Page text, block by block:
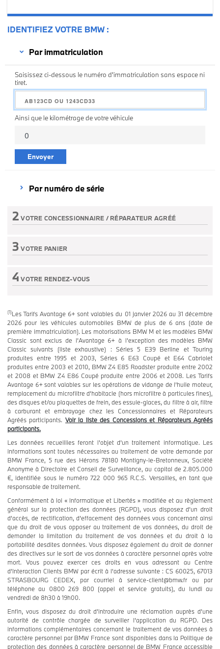
IDENTIFIEZ VOTRE BMW
Par immatriculation
Saisissez ci-dessous le numéro d'immatriculation sans espace ni
tiret.
Ainsi que le kilométrage de votre véhicule
Envoyer
Par numéro de série
2 VOTRE CONCESSIONNAIRE / RÉPARATEUR AGRÉÉ
3 VOTRE PANIER
4 VOTRE RENDEZ-VOUS
(1)Les Tarifs Avantage 6+ sont valables du 01 janvier 2026 au 31 décembre
2026 pour les véhicules automobiles BMW de plus de 6 ans (date de
première immatriculation). Les motorisations BMW M et les modèles BMW
Classic sont exclus de l’Avantage 6+ à l’exception des modèles BMW
Classic suivants (liste exhaustive) : Séries 5 E39 Berline et Touring
produites entre 1995 et 2003, Séries 6 E63 Coupé et E64 Cabriolet
produites entre 2003 et 2010, BMW Z4 E85 Roadster produite entre 2002
et 2008 et BMW Z4 E86 Coupé produite entre 2006 et 2008. Les Tarifs
Avantage 6+ sont valables sur les opérations de vidange de l’huile moteur,
remplacement du microfiltre d’habitacle (hors microfiltre à particules fines),
des disques et/ou plaquettes de frein, des essuie-glaces, du filtre à air, filtre
à carburant et embrayage chez les Concessionnaires et Réparateurs
Agréés participants. Voir la liste des Concessions et Réparateurs Agréés
participants.
Les données recueillies feront l'objet d'un traitement informatique. Les
informations sont toutes nécessaires au traitement de votre demande par
BMW France, 5 rue des Hérons 78180 Montigny-le-Bretonneux, Société
Anonyme à Directoire et Conseil de Surveillance, au capital de 2.805.000
€, identifiée sous le numéro 722 000 965 R.C.S. Versailles, en tant que
responsable de traitement.
Conformément à loi « Informatique et Libertés » modifiée et au règlement
général sur la protection des données (RGPD), vous disposez d’un droit
d’accès, de rectification, d’effacement des données vous concernant ainsi
que du droit de vous opposer au traitement de vos données, du droit de
demander la limitation du traitement de vos données et du droit à la
portabilité desdites données. Vous disposez également du droit de donner
des directives sur le sort de vos données à caractère personnel après votre
mort. Vous pouvez exercer ces droits en vous adressant au Centre
d’Interaction Clients BMW par écrit à l’adresse suivante : CS 60025, 67013
STRASBOURG CEDEX, par courriel à service-client@bmw.fr ou par
téléphone au 0800 269 800 (appel et service gratuits), du lundi au
vendredi de 8h30 à 19h00.
Enfin, vous disposez du droit d’introduire une réclamation auprès d’une
autorité de contrôle chargée de surveiller l’application du RGPD. Des
informations complémentaires concernant le traitement de vos données à
caractère personnel par BMW France sont disponibles dans la Politique de
protection des données à caractère personnel de BMW France accessible